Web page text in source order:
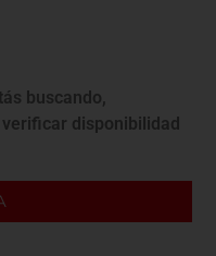
buscando,
disponibilidad